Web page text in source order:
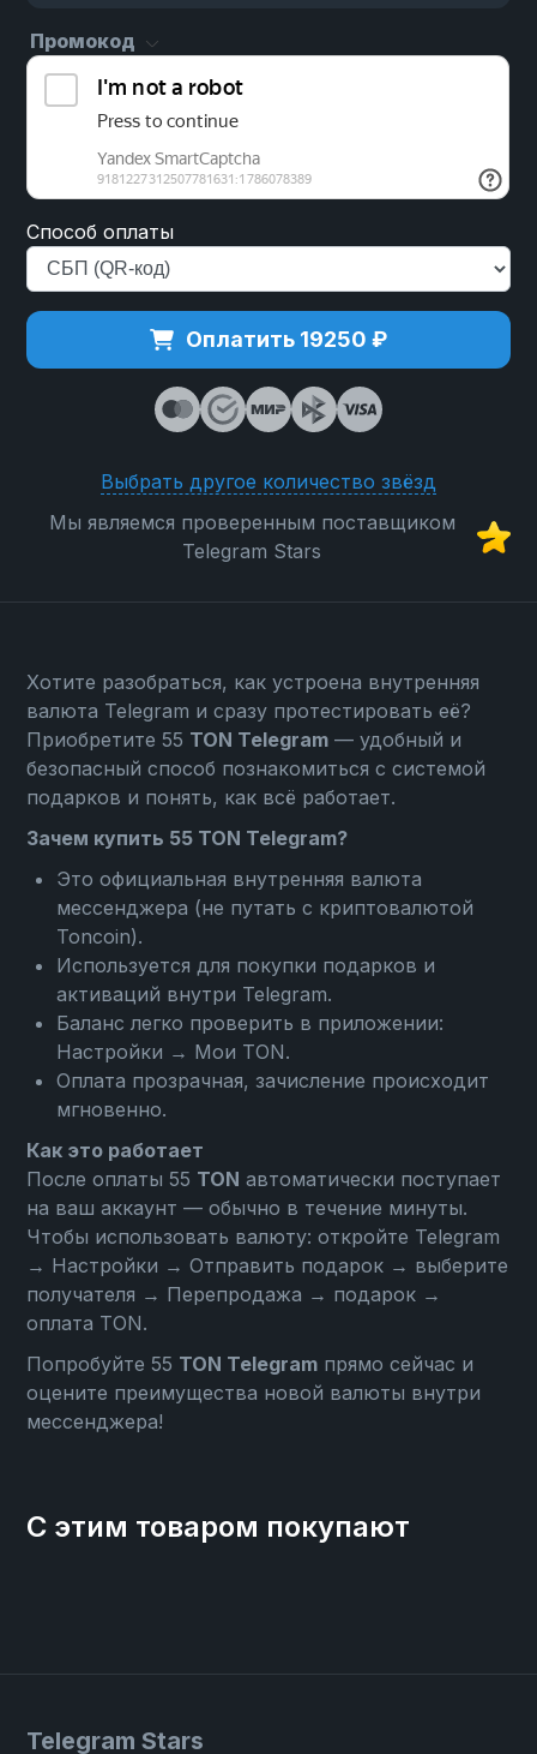
Промокод
Способ оплаты
Оплатить 19250 ₽
Выбрать другое количество звёзд
Мы являемся проверенным поставщиком
Telegram Stars
Хотите разобраться, как устроена внутренняя
валюта Telegram и сразу протестировать её?
Приобретите 55 TON Telegram — удобный и
безопасный способ познакомиться с системой
подарков и понять, как всё работает.
Зачем купить 55 TON Telegram?
Это официальная внутренняя валюта
мессенджера (не путать с криптовалютой
Toncoin).
Используется для покупки подарков и
активаций внутри Telegram.
Баланс легко проверить в приложении:
Настройки → Мои TON.
Оплата прозрачная, зачисление происходит
мгновенно.
Как это работает
После оплаты 55 TON автоматически поступает
на ваш аккаунт — обычно в течение минуты.
Чтобы использовать валюту: откройте Telegram
→ Настройки → Отправить подарок → выберите
получателя → Перепродажа → подарок →
оплата TON.
Попробуйте 55 TON Telegram прямо сейчас и
оцените преимущества новой валюты внутри
мессенджера!
С этим товаром покупают
Telegram Stars